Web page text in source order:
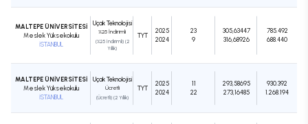
MALTEPE ÜNİVERSİTESİ
Meslek Yüksekokulu
İSTANBUL
Uçak Teknolojisi
%25 İndirimli
(%25 İndirimli) (2
Yıllık)
TYT
2025
2024
23
9
305,63447
316,68926
785.492
688.440
MALTEPE ÜNİVERSİTESİ
Meslek Yüksekokulu
İSTANBUL
Uçak Teknolojisi
Ücretli
(Ücretli) (2 Yıllık)
TYT
2025
2024
11
22
293,58695
273,16485
930.392
1.268.194